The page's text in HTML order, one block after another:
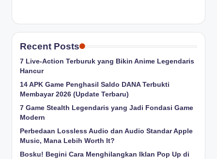
Recent Posts
7 Live-Action Terburuk yang Bikin Anime Legendaris
Hancur
14 APK Game Penghasil Saldo DANA Terbukti
Membayar 2026 (Update Terbaru)
7 Game Stealth Legendaris yang Jadi Fondasi Game
Modern
Perbedaan Lossless Audio dan Audio Standar Apple
Music, Mana Lebih Worth It?
Bosku! Begini Cara Menghilangkan Iklan Pop Up di